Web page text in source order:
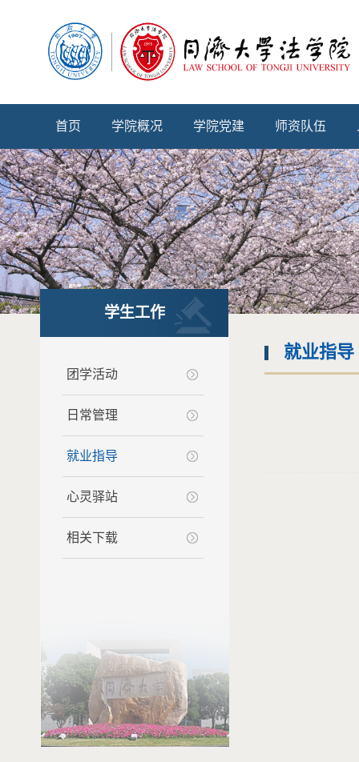
首页 学院概况 学院党建 师资队伍
学生工作
团学活动
日常管理
就业指导
心灵驿站
相关下载
就业指导